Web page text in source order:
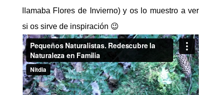
llamaba Flores de Invierno) y os lo muestro a ver
si os sirve de inspiración 😉